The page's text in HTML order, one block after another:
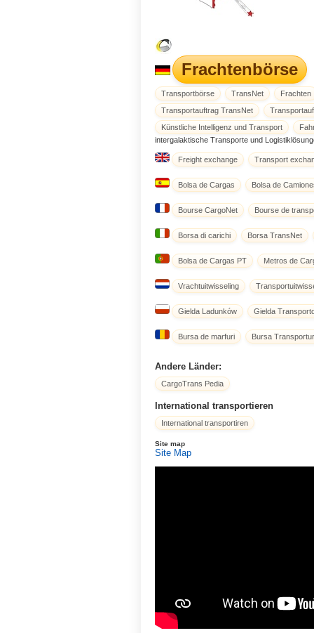
Frachtenbörse
Transportbörse TransNet
Frachten
Transportauftrag TransNet
Künstliche Intelligenz und Transport
intergalaktische Transporte und
Freight exchange Transport
Bolsa de Cargas Bolsa de
Bourse CargoNet Bourse de
Borsa di carichi Borsa TransNet
Bolsa de Cargas PT Metros de
Vrachtuitwisseling
Gielda Ladunków Gielda
Bursa de marfuri Bursa
Andere Länder:
CargoTrans Pedia
International transportieren
International transportiren
Site map
Site Map